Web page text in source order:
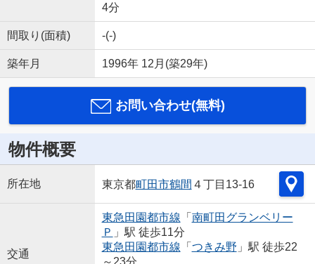
4分
間取り(面積) -(-)
築年月 1996年 12月(築29年)
お問い合わせ(無料)
物件概要
所在地 東京都町田市鶴間 ４丁目13-16
交通
東急田園都市線 「 南町田グランベリー
Ｐ 」駅 徒歩11分
東急田園都市線 「 つきみ野 」駅 徒歩22